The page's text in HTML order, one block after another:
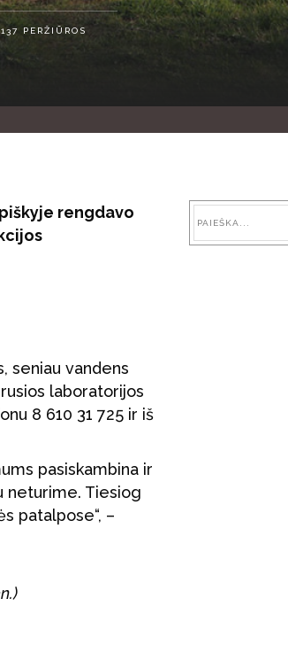
PERŽIŪROS
rengdavo
seniau vandens
laboratorijos
8 610 31 725 ir iš
pasiskambina ir
neturime. Tiesiog
patalpose“, –